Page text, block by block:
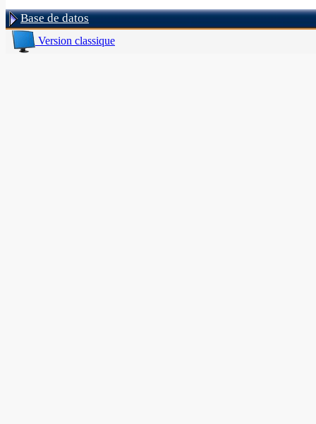
Base de datos
Version classique